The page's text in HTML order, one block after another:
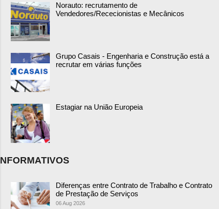
Norauto: recrutamento de
Vendedores/Rececionistas e Mecânicos
Grupo Casais - Engenharia e Construção está a
recrutar em várias funções
Estagiar na União Europeia
NFORMATIVOS
Diferenças entre Contrato de Trabalho e Contrato
de Prestação de Serviços
06 Aug 2026